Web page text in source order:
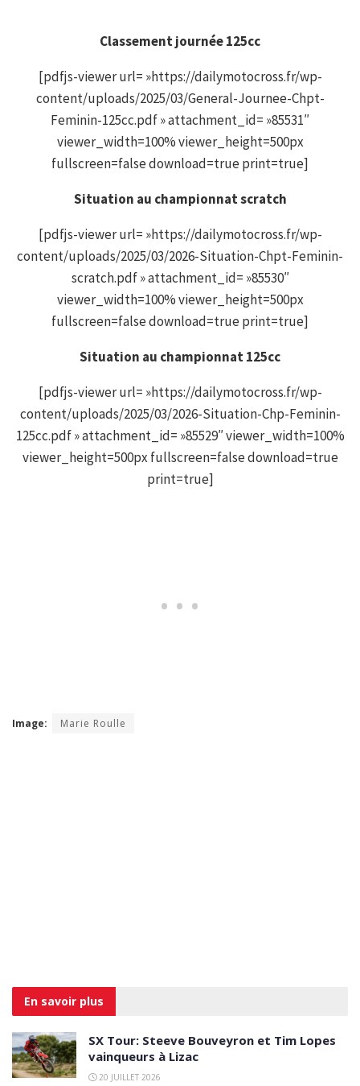
Classement journée 125cc
[pdfjs-viewer url= »https://dailymotocross.fr/wp-
content/uploads/2025/03/General-Journee-Chpt-
Feminin-125cc.pdf » attachment_id= »85531″
viewer_width=100% viewer_height=500px
fullscreen=false download=true print=true]
Situation au championnat scratch
[pdfjs-viewer url= »https://dailymotocross.fr/wp-
content/uploads/2025/03/2026-Situation-Chpt-Feminin-
scratch.pdf » attachment_id= »85530″
viewer_width=100% viewer_height=500px
fullscreen=false download=true print=true]
Situation au championnat 125cc
[pdfjs-viewer url= »https://dailymotocross.fr/wp-
content/uploads/2025/03/2026-Situation-Chp-Feminin-
125cc.pdf » attachment_id= »85529″ viewer_width=100%
viewer_height=500px fullscreen=false download=true
print=true]
Image: Marie Roulle
En savoir plus
SX Tour: Steeve Bouveyron et Tim Lopes
vainqueurs à Lizac
20 JUILLET 2026